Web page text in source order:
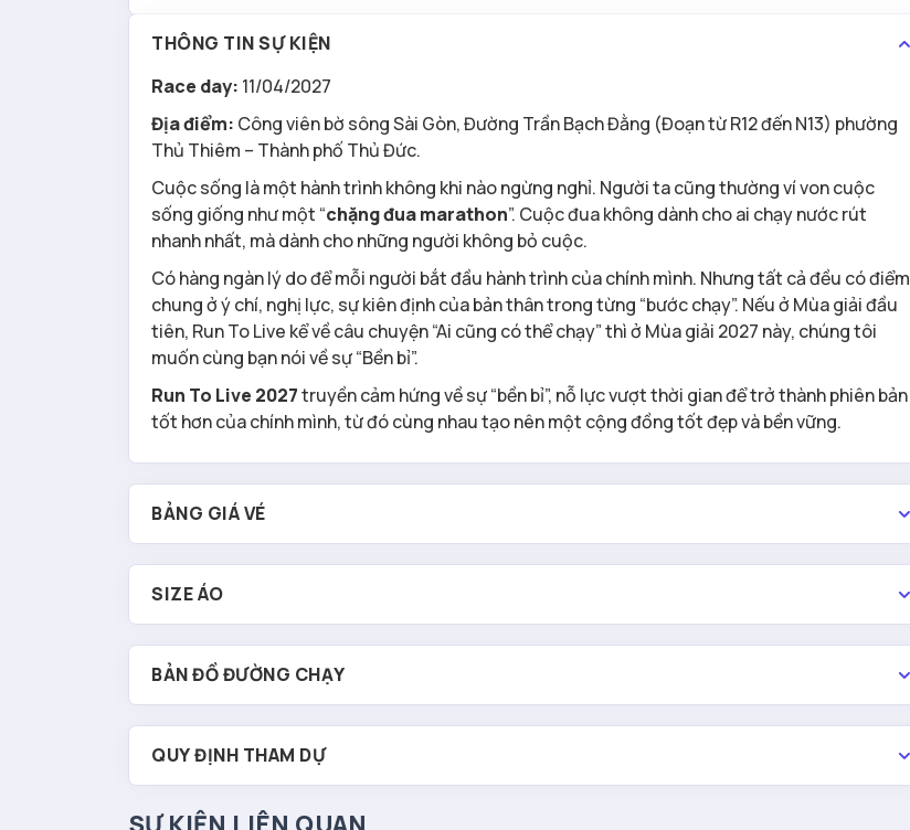
THÔNG TIN SỰ KIỆN
Race day: 11/04/2027
Địa điểm: Công viên bờ sông Sài Gòn, Đường Trần Bạch Đằng (Đoạn từ R12 đến N13) phường
Thủ Thiêm – Thành phố Thủ Đức.
Cuộc sống là một hành trình không khi nào ngừng nghỉ. Người ta cũng thường ví von cuộc
sống giống như một “chặng đua marathon”. Cuộc đua không dành cho ai chạy nước rút
nhanh nhất, mà dành cho những người không bỏ cuộc.
Có hàng ngàn lý do để mỗi người bắt đầu hành trình của chính mình. Nhưng tất cả đều có điểm
chung ở ý chí, nghị lực, sự kiên định của bản thân trong từng “bước chạy”. Nếu ở Mùa giải đầu
tiên, Run To Live kể về câu chuyện “Ai cũng có thể chạy” thì ở Mùa giải 2027 này, chúng tôi
muốn cùng bạn nói về sự “Bền bỉ”.
Run To Live 2027truyền cảm hứng về sự “bền bỉ”, nỗ lực vượt thời gian để trở thành phiên bản
tốt hơn của chính mình, từ đó cùng nhau tạo nên một cộng đồng tốt đẹp và bền vững.
BẢNG GIÁ VÉ
SIZE ÁO
BẢN ĐỒ ĐƯỜNG CHẠY
QUY ĐỊNH THAM DỰ